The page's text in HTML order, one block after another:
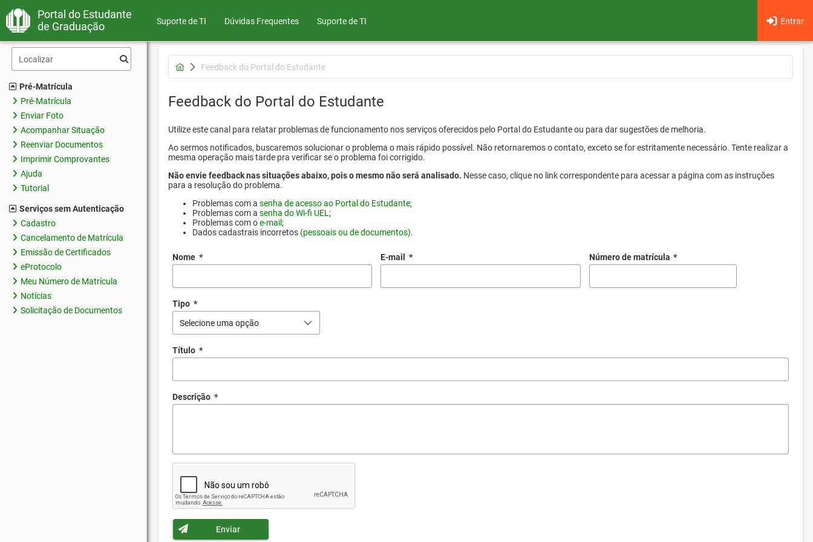
Portal do Estudante
de Graduação
Suporte de TI Dúvidas Frequentes Entrar
Suporte de TI
Pré-Matrícula
Pré-Matrícula
Enviar Foto
Acompanhar Situação
Reenviar Documentos
Imprimir Comprovantes
Ajuda
Tutorial
Serviços sem Autenticação
Cadastro
Cancelamento de Matrícula
Emissão de Certificados
eProtocolo
Meu Número de Matrícula
Notícias
Solicitação de Documentos
Feedback do Portal do Estudante
Feedback do Portal do Estudante
Utilize este canal para relatar problemas de funcionamento nos serviços oferecidos pelo Portal do Estudante ou para dar sugestões de melhoria.
Ao sermos notificados, buscaremos solucionar o problema o mais rápido possível. Não retornaremos o contato, exceto se for estritamente necessário. Tente realizar a
mesma operação mais tarde pra verificar se o problema foi corrigido.
Não envie feedback nas situações abaixo, pois o mesmo não será analisado. Nesse caso, clique no link correspondente para acessar a página com as instruções
para a resolução do problema.
Problemas com a senha de acesso ao Portal do Estudante;
Problemas com a senha do Wi-fi UEL ;
Problemas com oe-mail;
Dados cadastrais incorretos (pessoais ou de documentos).
Nome * E-mail * Número de matrícula *
Tipo *
Selecione uma opção
Título *
Descrição *
Enviar